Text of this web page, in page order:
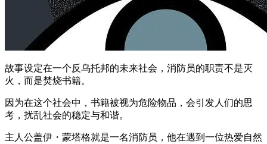
故事设定在一个反乌托邦的未来社会，消防员的职责不是灭
火，而是焚烧书籍。
因为在这个社会中，书籍被视为危险物品，会引发人们的思
考，扰乱社会的稳定与和谐。
主人公盖伊・蒙塔格就是一名消防员，他在遇到一位热爱自然